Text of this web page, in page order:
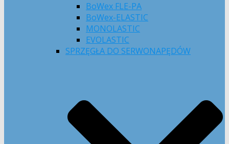
BoWex FLE-PA
BoWex-ELASTIC
MONOLASTIC
EVOLASTIC
SPRZĘGŁA DO SERWONAPĘDÓW